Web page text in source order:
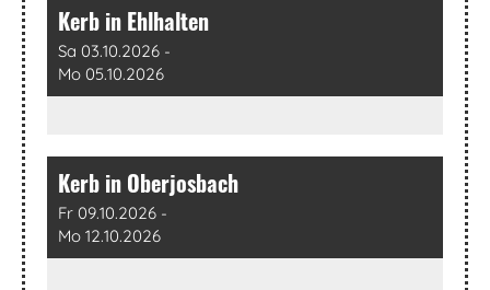
Kerb in Ehlhalten
Sa 03.10.2026 -
Mo 05.10.2026
Kerb in Oberjosbach
Fr 09.10.2026 -
Mo 12.10.2026